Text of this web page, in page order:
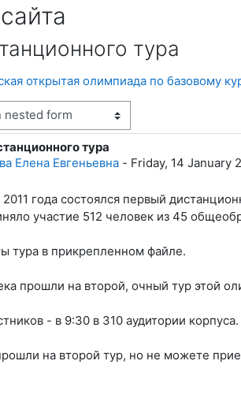
тура
открытая олимпиада по базовому
тура
Елена Евгеньевна - Friday, 14 January
replies: 6
2011 года состоялся первый
участие 512 человек из 45
тура в прикрепленном файле.
прошли на второй, очный тур этой
- в 9:30 в 310 аудитории корпуса.
на второй тур, но не можете